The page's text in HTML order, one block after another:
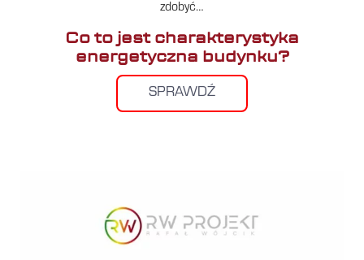
zdobyć…
Co to jest charakterystyka
energetyczna budynku?
SPRAWDŹ